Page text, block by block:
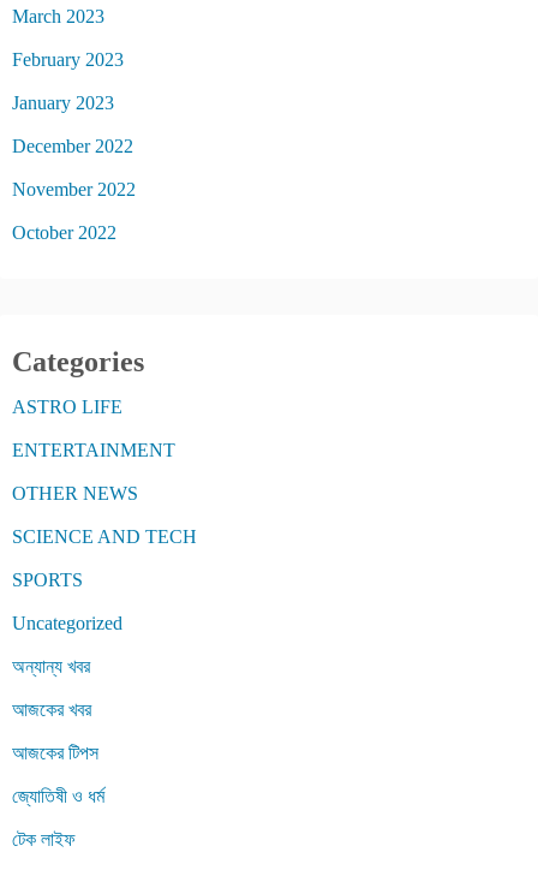
March 2023
February 2023
January 2023
December 2022
November 2022
October 2022
Categories
ASTRO LIFE
ENTERTAINMENT
OTHER NEWS
SCIENCE AND TECH
SPORTS
Uncategorized
অন্যান্য খবর
আজকের খবর
আজকের টিপস
জ্যোতিষী ও ধর্ম
টেক লাইফ